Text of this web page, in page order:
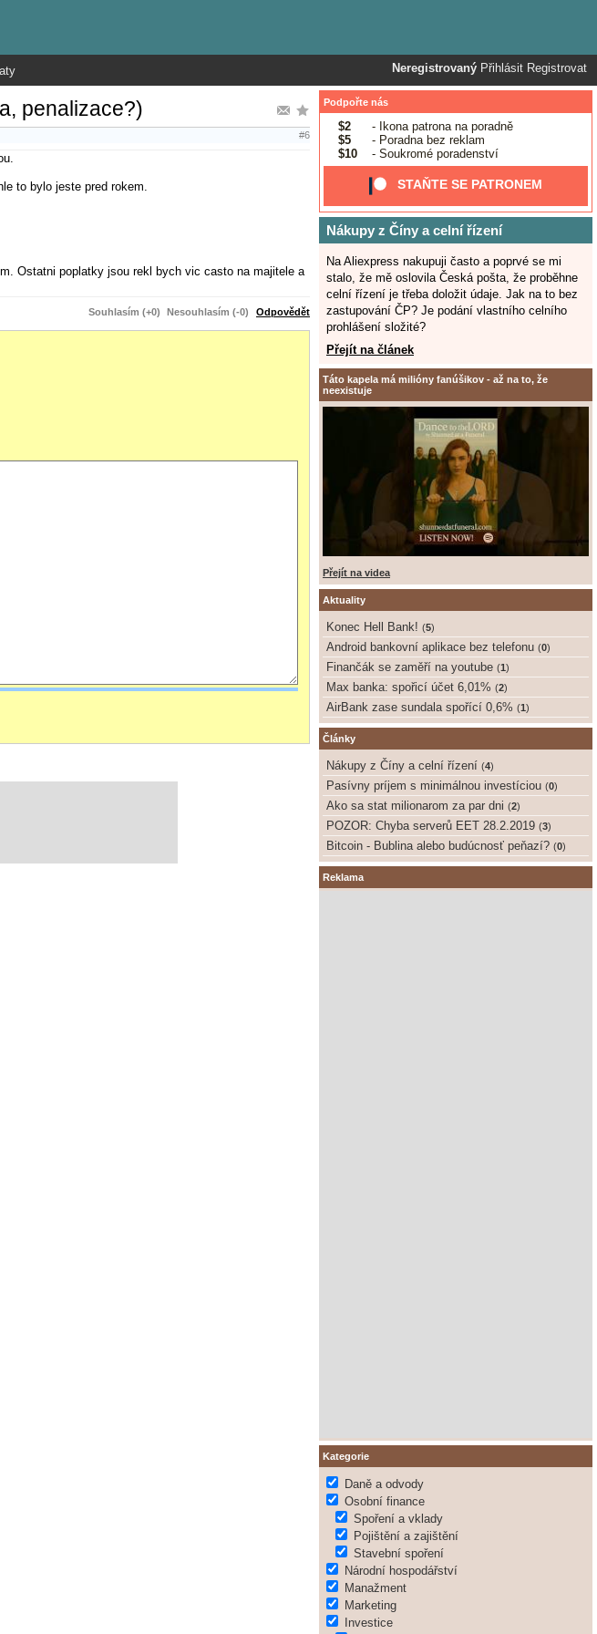
Neregistrovaný Přihlásit Registrovat
penalizace?)
#6
to bylo jeste pred rokem.
Ostatni poplatky jsou rekl bych vic casto na majitele a
Souhlasím (+0) Nesouhlasím (-0) Odpovědět
Podpořte nás
$2
- Ikona patrona na poradně
$5
- Poradna bez reklam
$10
- Soukromé poradenství
STAŇTE SE PATRONEM
Nákupy z Číny a celní řízení
Na Aliexpress nakupuji často a poprvé se mi
stalo, že mě oslovila Česká pošta, že proběhne
celní řízení je třeba doložit údaje. Jak na to bez
zastupování ČP? Je podání vlastního celního
prohlášení složité?
Přejít na článek
Táto kapela má milióny fanúšikov - až na to, že
neexistuje
Přejít na videa
Aktuality
Konec Hell Bank! (5)
Android bankovní aplikace bez telefonu (0)
Finančák se zaměří na youtube (1)
Max banka: spořicí účet 6,01% (2)
AirBank zase sundala spořící 0,6% (1)
Články
Nákupy z Číny a celní řízení (4)
Pasívny príjem s minimálnou investíciou (0)
Ako sa stat milionarom za par dni (2)
POZOR: Chyba serverů EET 28.2.2019 (3)
Bitcoin - Bublina alebo budúcnosť peňazí? (0)
Reklama
Kategorie
Daně a odvody
Osobní finance
Spoření a vklady
Pojištění a zajištění
Stavební spoření
Národní hospodářství
Manažment
Marketing
Investice